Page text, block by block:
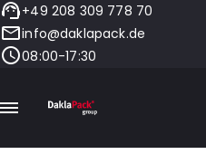
+49 208 309 778 70
info@daklapack.de
08:00-17:30